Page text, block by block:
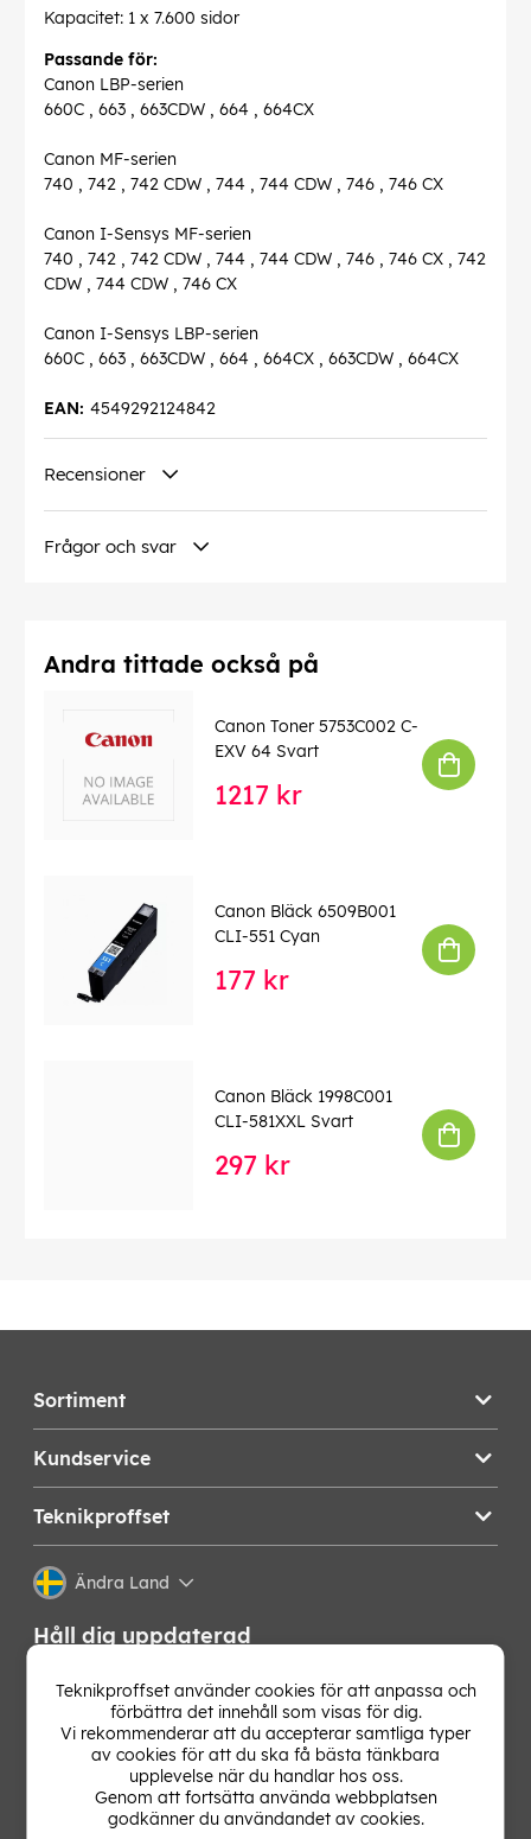
Kapacitet: 1 x 7.600 sidor
Passande för:
Canon LBP-serien
660C , 663 , 663CDW , 664 , 664CX
Canon MF-serien
740 , 742 , 742 CDW , 744 , 744 CDW , 746 , 746 CX
Canon I-Sensys MF-serien
740 , 742 , 742 CDW , 744 , 744 CDW , 746 , 746 CX , 742
CDW , 744 CDW , 746 CX
Canon I-Sensys LBP-serien
660C , 663 , 663CDW , 664 , 664CX , 663CDW , 664CX
4549292124842
EAN:
Recensioner
Frågor och svar
Andra tittade också på
Canon Toner 5753C002 C-
EXV 64 Svart
1217 kr
Canon Bläck 6509B001
CLI-551 Cyan
177 kr
Canon Bläck 1998C001
CLI-581XXL Svart
297 kr
Sortiment
Kundservice
Teknikproffset
Ändra Land
Håll dig uppdaterad
Få de senaste nyheterna, hetaste erbjudandena och
bästa tipsen från oss direkt i din mejlkorg. Signa upp på
vårt nyhetsbrev!
Teknikproffset använder cookies för att anpassa och
förbättra det innehåll som visas för dig.
Vi rekommenderar att du accepterar samtliga typer
av cookies för att du ska få bästa tänkbara
upplevelse när du handlar hos oss.
Genom att fortsätta använda webbplatsen
godkänner du användandet av cookies.